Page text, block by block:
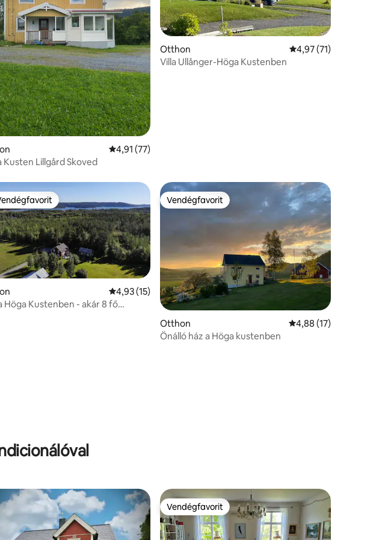
4,97, 135 vélemény
Átlagos értékelés: 5/4,91, 77 vélemény
4,91 (77)
Kusten Lillgård Skoved
Otthon Átlagos értékelés: 5/
4,97 (71)
Villa Ullånger-Höga Kustenben
5/5, 18 vélemény
vendégfavorit
Átlagos értékelés: 5/4,93, 15 vélemény
4,93 (15)
Höga Kustenben - akár 8 fő
Vendégfavorit
Vendégfavorit
Otthon Átlagos értékelés: 5/
4,88 (17)
Önálló ház a Höga kustenben
Vendégfavorit
Vendégfavorit